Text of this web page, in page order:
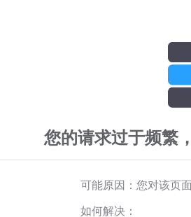
您的请求过于频繁
可能原因：您对该页
如何解决：